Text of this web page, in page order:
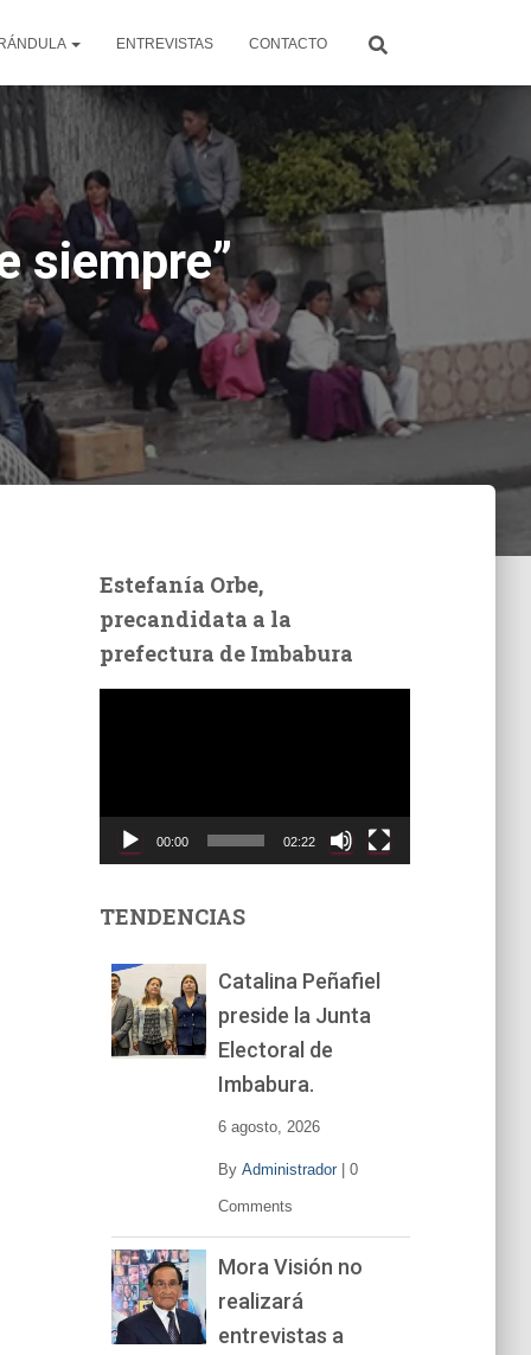
ENTREVISTAS CONTACTO
siempre”
Estefanía Orbe,
precandidata a la
prefectura de Imbabura
t
00:00 02:22
TENDENCIAS
Catalina Peñafiel
preside la Junta
Electoral de
Imbabura.
6 agosto, 2026
By Administrador| 0
Comments
Mora Visión no
realizará
entrevistas a